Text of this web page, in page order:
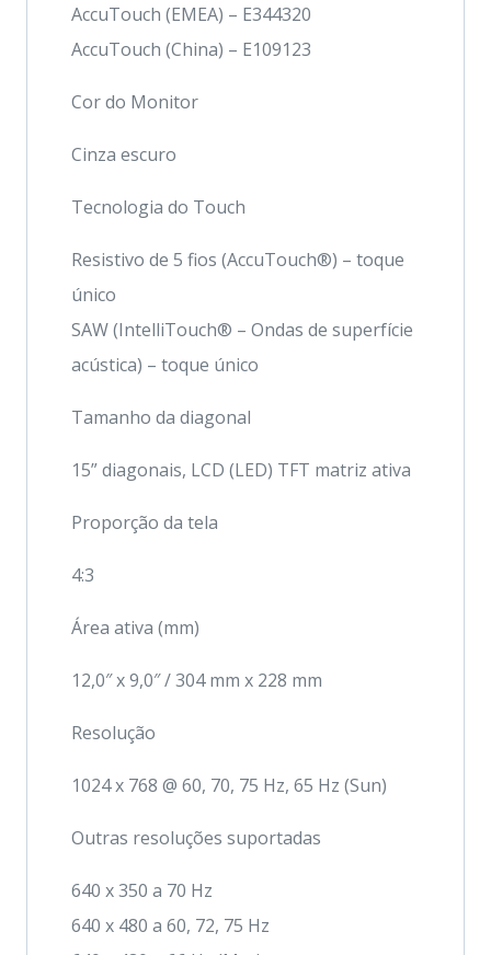
AccuTouch (EMEA) – E344320
AccuTouch (China) – E109123
Cor do Monitor
Cinza escuro
Tecnologia do Touch
Resistivo de 5 fios (AccuTouch®) – toque
único
SAW (IntelliTouch® – Ondas de superfície
acústica) – toque único
Tamanho da diagonal
15” diagonais, LCD (LED) TFT matriz ativa
Proporção da tela
4:3
Área ativa (mm)
12,0″ x 9,0″ / 304 mm x 228 mm
Resolução
1024 x 768 @ 60, 70, 75 Hz, 65 Hz (Sun)
Outras resoluções suportadas
640 x 350 a 70 Hz
640 x 480 a 60, 72, 75 Hz